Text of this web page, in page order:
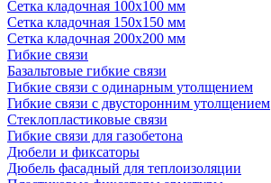
Сетка кладочная 100x100 мм
Сетка кладочная 150x150 мм
Сетка кладочная 200x200 мм
Гибкие связи
Базальтовые гибкие связи
Гибкие связи с одинарным утолщением
Гибкие связи с двусторонним утолщением
Стеклопластиковые связи
Гибкие связи для газобетона
Дюбели и фиксаторы
Дюбель фасадный для теплоизоляции